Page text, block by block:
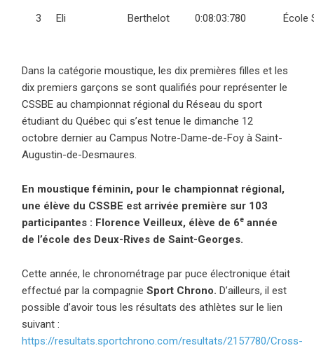
3 Eli Berthelot 0:08:03:780 École
Dans la catégorie moustique, les dix premières filles et les
dix premiers garçons se sont qualifiés pour représenter le
CSSBE au championnat régional du Réseau du sport
étudiant du Québec qui s’est tenue le dimanche 12
octobre dernier au Campus Notre-Dame-de-Foy à Saint-
Augustin-de-Desmaures.
En moustique féminin, pour le championnat régional,
une élève du CSSBE est arrivée première sur 103
participantes : Florence Veilleux, élève de 6e année
de l’école des Deux-Rives de Saint-Georges.
Cette année, le chronométrage par puce électronique était
effectué par la compagnieSport Chrono.D’ailleurs, il est
possible d’avoir tous les résultats des athlètes sur le lien
suivant :
https://resultats.sportchrono.com/resultats/2157780/Cross-